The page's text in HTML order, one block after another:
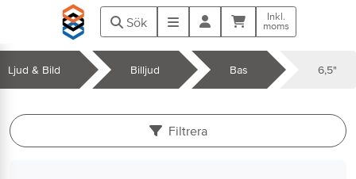
Hoppa till huvudinnehåll
Sök Meny Kundvagn
Inkl.
moms
Ljud & Bild Billjud Bas 6,5"
Filtrera